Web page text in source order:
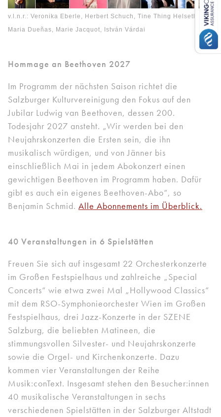
v.l.n.r.: Veronika Eberle, Herbert Schuch, Tine Thing Helseth,
Maria Dueñas, Marie Jacquot, István Várdai
Hommage an Beethoven 2027
Im Programm der nächsten Saison richtet die
Salzburger Kulturvereinigung den Fokus auf den
Jubilar Ludwig van Beethoven, dessen 200.
Todesjahr 2027 ansteht. „Wir werden bei den
Neujahrskonzerten die Ersten sein, die ihn
musikalisch würdigen, und von Jänner bis
einschließlich Mai in jedem Abokonzert einen
gewichtigen Beethoven im Programm haben. Dafür
gibt es auch ein eigenes Beethoven-Abo“, so
Benjamin Schmid. Alle Abonnements im Überblick.
40 Veranstaltungen in 6 Spielstätten
Freuen Sie sich auf insgesamt 22 Orchesterkonzerte
im Großen Festspielhaus und zahlreiche „Special
Concerts“ wie etwa zwei Mal „Hollywood Classics“
mit dem RSO-Symphonieorchester Wien im Großen
Festspielhaus, drei Jazz-Konzerte in der SZENE
Salzburg, die beliebten Matineen, die
stimmungsvollen Silvester- und Neujahrskonzerte
sowie die Orgel- und Kirchenkonzerte. Dazu
kommen vier Veranstaltungen der Reihe
Musik:conText. Insgesamt stehen den Besucher:innen
40 musikalische Veranstaltungen in sechs
verschiedenen Spielstätten in der Salzburger Altstadt